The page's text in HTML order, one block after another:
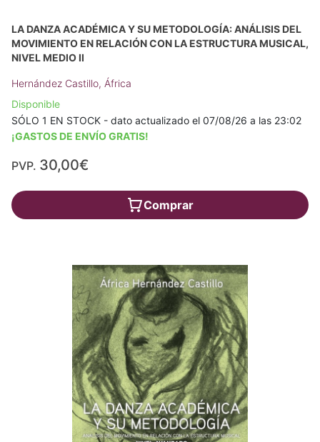
LA DANZA ACADÉMICA Y SU METODOLOGÍA: ANÁLISIS DEL
MOVIMIENTO EN RELACIÓN CON LA ESTRUCTURA MUSICAL,
NIVEL MEDIO II
Hernández Castillo, África
Disponible
SÓLO 1 EN STOCK - dato actualizado el 07/08/26 a las 23:02
¡GASTOS DE ENVÍO GRATIS!
PVP. 30,00€
Comprar